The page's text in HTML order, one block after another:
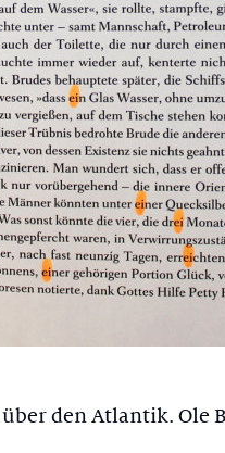
den Atlantik. Ole